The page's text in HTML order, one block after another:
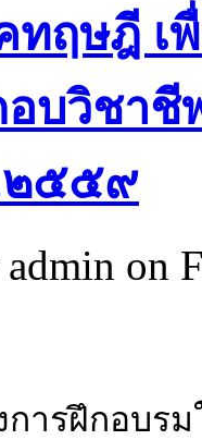
ทฤษฎี เ
บวิชาชี
๒๕๕๙
admin on
การฝึกอบร